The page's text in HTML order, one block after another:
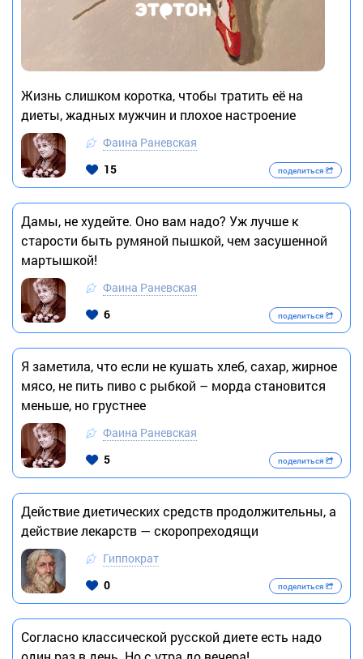
Жизнь слишком коротка, чтобы тратить её на
диеты, жадных мужчин и плохое настроение
Фаина Раневская
15
поделиться
Дамы, не худейте. Оно вам надо? Уж лучше к
старости быть румяной пышкой, чем засушенной
мартышкой!
Фаина Раневская
6
поделиться
Я заметила, что если не кушать хлеб, сахар, жирное
мясо, не пить пиво с рыбкой – морда становится
меньше, но грустнее
Фаина Раневская
5
поделиться
Действие диетических средств продолжительны, а
действие лекарств — скоропреходящи
Гиппократ
0
поделиться
Согласно классической русской диете есть надо